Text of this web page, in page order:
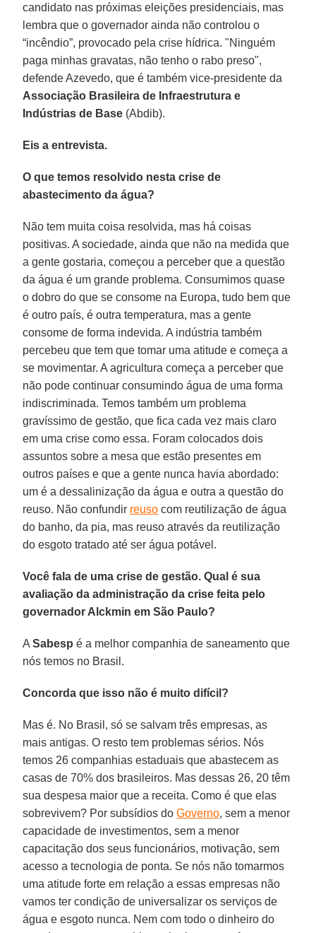
candidato nas próximas eleições presidenciais, mas
lembra que o governador ainda não controlou o
“incêndio”, provocado pela crise hídrica. "Ninguém
paga minhas gravatas, não tenho o rabo preso",
defende Azevedo, que é também vice-presidente da
Associação Brasileira de Infraestrutura e
Indústrias de Base (Abdib).
Eis a entrevista.
O que temos resolvido nesta crise de
abastecimento da água?
Não tem muita coisa resolvida, mas há coisas
positivas. A sociedade, ainda que não na medida que
a gente gostaria, começou a perceber que a questão
da água é um grande problema. Consumimos quase
o dobro do que se consome na Europa, tudo bem que
é outro país, é outra temperatura, mas a gente
consome de forma indevida. A indústria também
percebeu que tem que tomar uma atitude e começa a
se movimentar. A agricultura começa a perceber que
não pode continuar consumindo água de uma forma
indiscriminada. Temos também um problema
gravíssimo de gestão, que fica cada vez mais claro
em uma crise como essa. Foram colocados dois
assuntos sobre a mesa que estão presentes em
outros países e que a gente nunca havia abordado:
um é a dessalinização da água e outra a questão do
reuso. Não confundir reuso com reutilização de água
do banho, da pia, mas reuso através da reutilização
do esgoto tratado até ser água potável.
Você fala de uma crise de gestão. Qual é sua
avaliação da administração da crise feita pelo
governador Alckmin em São Paulo?
ASabesp é a melhor companhia de saneamento que
nós temos no Brasil.
Concorda que isso não é muito difícil?
Mas é. No Brasil, só se salvam três empresas, as
mais antigas. O resto tem problemas sérios. Nós
temos 26 companhias estaduais que abastecem as
casas de 70% dos brasileiros. Mas dessas 26, 20 têm
sua despesa maior que a receita. Como é que elas
sobrevivem? Por subsídios doGoverno, sem a menor
capacidade de investimentos, sem a menor
capacitação dos seus funcionários, motivação, sem
acesso a tecnologia de ponta. Se nós não tomarmos
uma atitude forte em relação a essas empresas não
vamos ter condição de universalizar os serviços de
água e esgoto nunca. Nem com todo o dinheiro do